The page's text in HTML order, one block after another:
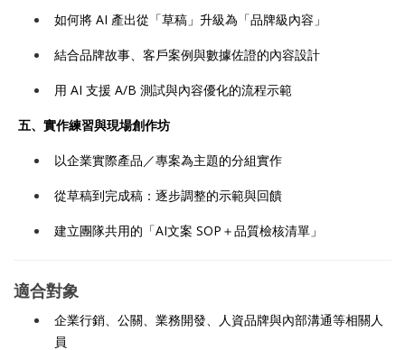
如何將 AI 產出從「草稿」升級為「品牌級內容」
結合品牌故事、客戶案例與數據佐證的內容設計
用 AI 支援 A/B 測試與內容優化的流程示範
五、實作練習與現場創作坊
以企業實際產品／專案為主題的分組實作
從草稿到完成稿：逐步調整的示範與回饋
建立團隊共用的「AI文案 SOP＋品質檢核清單」
適合對象
企業行銷、公關、業務開發、人資品牌與內部溝通等相關人
員